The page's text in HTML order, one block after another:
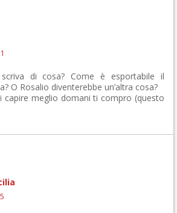
di cosa? Come è esportabile il
O Rosalio diventerebbe un’altra cosa?
capire meglio domani ti compro (questo